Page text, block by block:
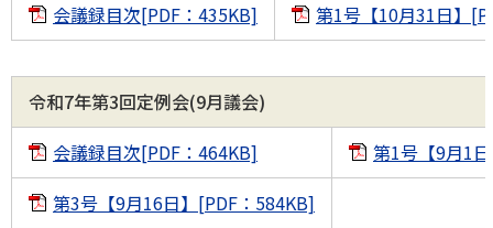
会議録目次[PDF：435KB]
第1号【10月31日】
令和7年第3回定例会(9月議会)
会議録目次[PDF：464KB]
第1号【9月1
第3号【9月16日】[PDF：584KB]